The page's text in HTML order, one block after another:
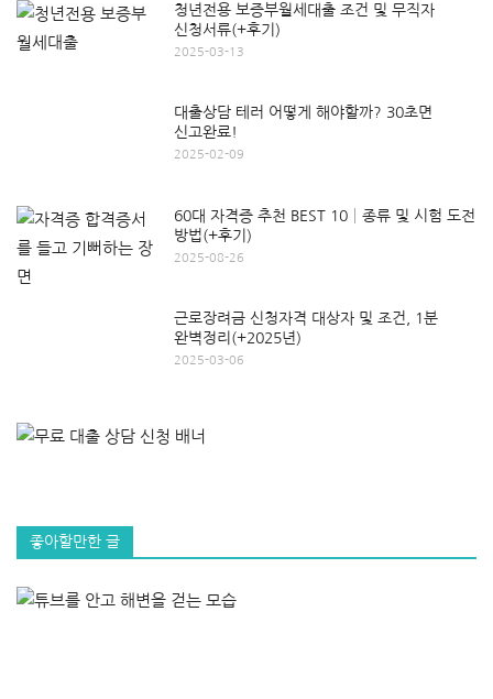
청년전용 보증부월세대출 조건 및 무직자
신청서류(+후기)
2025-03-13
대출상담 테러 어떻게 해야할까? 30초면
신고완료!
2025-02-09
60대 자격증 추천 BEST 10│종류 및 시험 도전
방법(+후기)
2025-08-26
근로장려금 신청자격 대상자 및 조건, 1분
완벽정리(+2025년)
2025-03-06
좋아할만한 글